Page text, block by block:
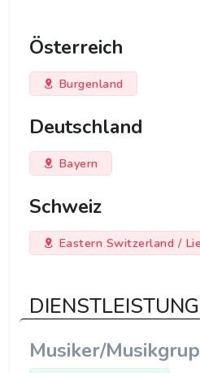
Österreich
Burgenland
Deutschland
Bayern
Schweiz
Eastern Switzerland /
Musiker/